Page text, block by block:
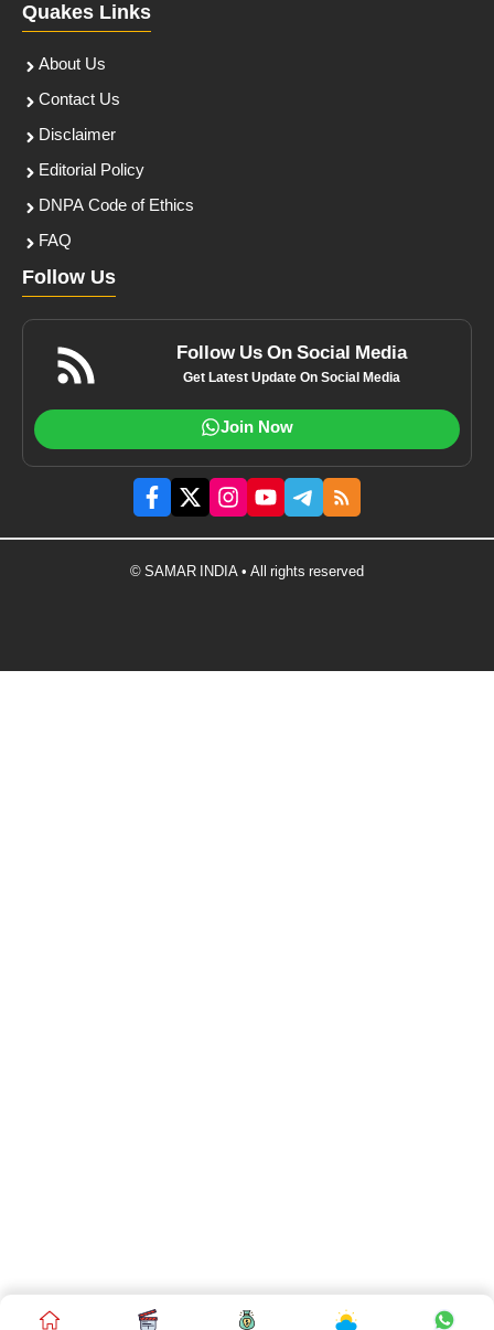
Quakes Links
About Us
Contact Us
Disclaimer
Editorial Policy
DNPA Code of Ethics
FAQ
Follow Us
Follow Us On Social Media
Get Latest Update On Social Media
Join Now
© SAMAR INDIA • All rights reserved